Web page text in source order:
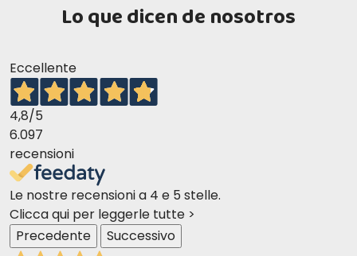
Lo que dicen de nosotros
Eccellente
4,8/5
6.097
recensioni
Le nostre recensioni a 4 e 5 stelle.
Clicca qui per leggerle tutte >
Precedente
Successivo